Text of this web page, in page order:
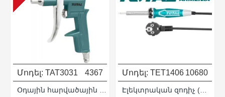
Մոդել: TAT3031 4367 Մոդել: TET1406 10680